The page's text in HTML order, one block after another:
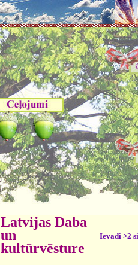
Latvijas Daba
un
kultūrvēsture
Ievadi >2